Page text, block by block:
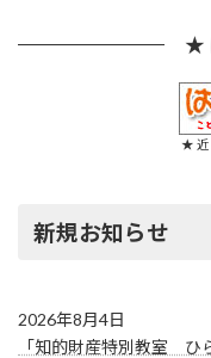
★
★ 近
新規お知らせ
2026年8月4日
「知的財産特別教室 ひ